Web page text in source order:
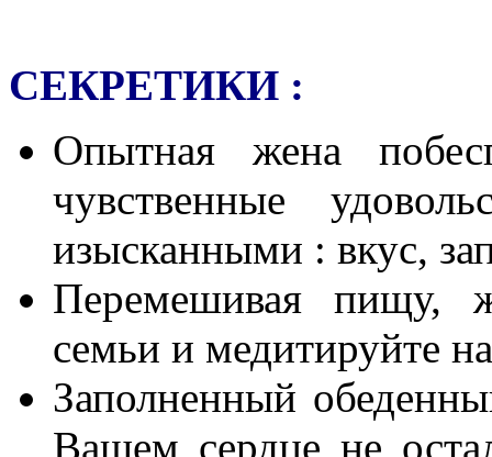
СЕКРЕТИКИ :
Опытная жена
чувственные
изысканными : вкус,
Перемешивая пищу,
семьи и медитируйте
Заполненный
Вашем сердце не